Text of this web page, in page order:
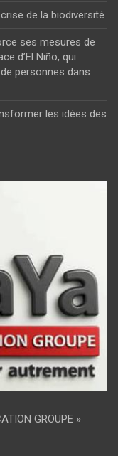
de la biodiversité
ses mesures de
d’El Niño, qui
personnes dans
les idées des
GROUPE »